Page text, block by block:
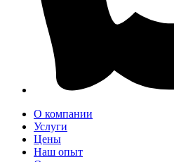
О компании
Услуги
Цены
Наш опыт